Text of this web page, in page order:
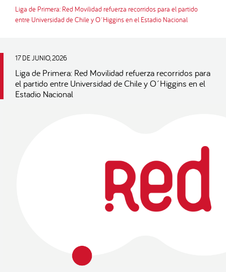
Liga de Primera: Red Movilidad refuerza recorridos para el partido
entre Universidad de Chile y O´Higgins en el Estadio Nacional
17 DE JUNIO, 2026
Liga de Primera: Red Movilidad refuerza recorridos para
el partido entre Universidad de Chile y O´Higgins en el
Estadio Nacional